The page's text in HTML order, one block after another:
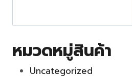
หมวดหมู่สินค้า
Uncategorized